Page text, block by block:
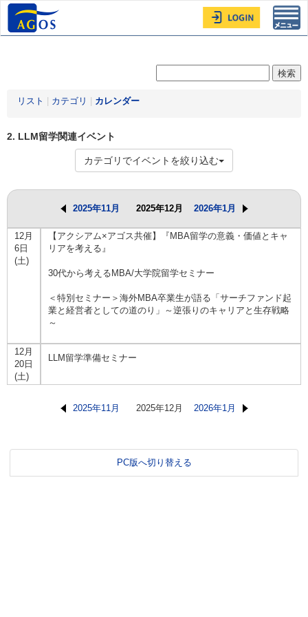
リスト カテゴリ カレンダー
2. LLM留学関連イベント
カテゴリでイベントを絞り込む
2025年11月 2025年12月 2026年1月
12月
6日
(土)
【アクシアム×アゴス共催】『MBA留学の意義・価値とキャ
リアを考える』
30代から考えるMBA/大学院留学セミナー
＜特別セミナー＞海外MBA卒業生が語る「サーチファンド起
業と経営者としての道のり」～逆張りのキャリアと生存戦略
～
12月
20日
(土)
LLM留学準備セミナー
2025年11月 2025年12月 2026年1月
PC版へ切り替える